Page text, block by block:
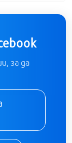
за да